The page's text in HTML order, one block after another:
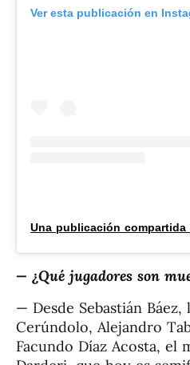
Ver esta publicación en
— ¿Qué jugadores son
— Desde Sebastián Báez,
Cerúndolo, Alejandro
Facundo Díaz Acosta, el